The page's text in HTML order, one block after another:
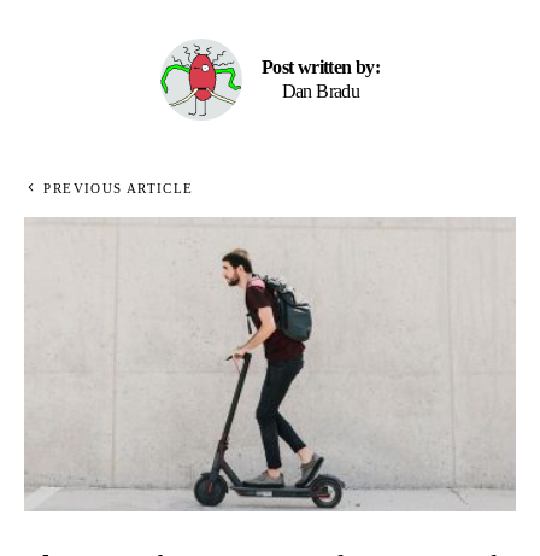
Post written by:
Dan Bradu
PREVIOUS ARTICLE